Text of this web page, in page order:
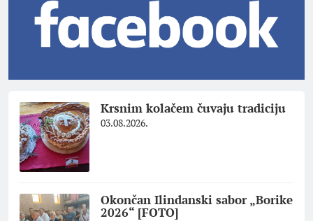
Krsnim kolačem čuvaju tradiciju
03.08.2026.
Okončan Ilindanski sabor „Borike
2026“ [FOTO]